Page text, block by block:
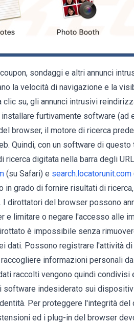
sondaggi e altri annunci
la velocità di navigazione e la
clic su, gli annunci intrusivi
furtivamente software (ad
browser, il motore di ricerca
Quindi, con un software di questo
ricerca digitata nella barra degli
(su Safari) e search.locatorunit.com
in grado di fornire risultati di
dirottatori del browser possono
e limitare o negare l'accesso alle
è impossibile senza
dati. Possono registrare l'attività
informazioni personali
raccolti vengono quindi
software indesiderato sui
Per proteggere l'integrità
ed i plug-in del browser